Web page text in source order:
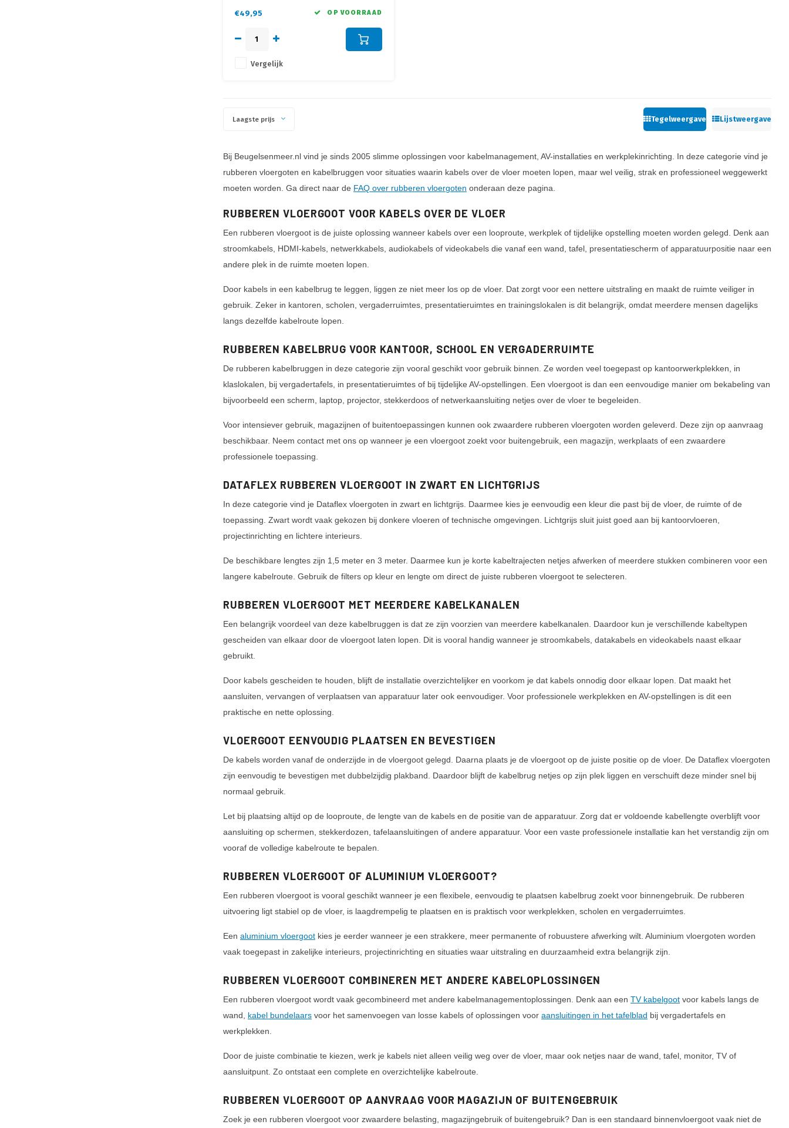
• Eenvoudig aan de vloer te bevestigen met
€49,95 OP VOORRAAD
Vergelijk
Laagste prijs Tegelweergave Lijstweergave
Bij Beugelsenmeer.nl vind je sinds 2005 slimme oplossingen voor kabelmanagement, AV-installaties en werkplekinrichting. In deze categorie vind je
rubberen vloergoten en kabelbruggen voor situaties waarin kabels over de vloer moeten lopen, maar wel veilig, strak en professioneel weggewerkt
moeten worden. Ga direct naar de FAQ over rubberen vloergoten onderaan deze pagina.
RUBBEREN VLOERGOOT VOOR KABELS OVER DE VLOER
Een rubberen vloergoot is de juiste oplossing wanneer kabels over een looproute, werkplek of tijdelijke opstelling moeten worden gelegd. Denk aan
stroomkabels, HDMI-kabels, netwerkkabels, audiokabels of videokabels die vanaf een wand, tafel, presentatiescherm of apparatuurpositie naar een
andere plek in de ruimte moeten lopen.
Door kabels in een kabelbrug te leggen, liggen ze niet meer los op de vloer. Dat zorgt voor een nettere uitstraling en maakt de ruimte veiliger in
gebruik. Zeker in kantoren, scholen, vergaderruimtes, presentatieruimtes en trainingslokalen is dit belangrijk, omdat meerdere mensen dagelijks
langs dezelfde kabelroute lopen.
RUBBEREN KABELBRUG VOOR KANTOOR, SCHOOL EN VERGADERRUIMTE
De rubberen kabelbruggen in deze categorie zijn vooral geschikt voor gebruik binnen. Ze worden veel toegepast op kantoorwerkplekken, in
klaslokalen, bij vergadertafels, in presentatieruimtes of bij tijdelijke AV-opstellingen. Een vloergoot is dan een eenvoudige manier om bekabeling van
bijvoorbeeld een scherm, laptop, projector, stekkerdoos of netwerkaansluiting netjes over de vloer te begeleiden.
Voor intensiever gebruik, magazijnen of buitentoepassingen kunnen ook zwaardere rubberen vloergoten worden geleverd. Deze zijn op aanvraag
beschikbaar. Neem contact met ons op wanneer je een vloergoot zoekt voor buitengebruik, een magazijn, werkplaats of een zwaardere
professionele toepassing.
DATAFLEX RUBBEREN VLOERGOOT IN ZWART EN LICHTGRIJS
In deze categorie vind je Dataflex vloergoten in zwart en lichtgrijs. Daarmee kies je eenvoudig een kleur die past bij de vloer, de ruimte of de
toepassing. Zwart wordt vaak gekozen bij donkere vloeren of technische omgevingen. Lichtgrijs sluit juist goed aan bij kantoorvloeren,
projectinrichting en lichtere interieurs.
De beschikbare lengtes zijn 1,5 meter en 3 meter. Daarmee kun je korte kabeltrajecten netjes afwerken of meerdere stukken combineren voor een
langere kabelroute. Gebruik de filters op kleur en lengte om direct de juiste rubberen vloergoot te selecteren.
RUBBEREN VLOERGOOT MET MEERDERE KABELKANALEN
Een belangrijk voordeel van deze kabelbruggen is dat ze zijn voorzien van meerdere kabelkanalen. Daardoor kun je verschillende kabeltypen
gescheiden van elkaar door de vloergoot laten lopen. Dit is vooral handig wanneer je stroomkabels, datakabels en videokabels naast elkaar
gebruikt.
Door kabels gescheiden te houden, blijft de installatie overzichtelijker en voorkom je dat kabels onnodig door elkaar lopen. Dat maakt het
aansluiten, vervangen of verplaatsen van apparatuur later ook eenvoudiger. Voor professionele werkplekken en AV-opstellingen is dit een
praktische en nette oplossing.
VLOERGOOT EENVOUDIG PLAATSEN EN BEVESTIGEN
De kabels worden vanaf de onderzijde in de vloergoot gelegd. Daarna plaats je de vloergoot op de juiste positie op de vloer. De Dataflex vloergoten
zijn eenvoudig te bevestigen met dubbelzijdig plakband. Daardoor blijft de kabelbrug netjes op zijn plek liggen en verschuift deze minder snel bij
normaal gebruik.
Let bij plaatsing altijd op de looproute, de lengte van de kabels en de positie van de apparatuur. Zorg dat er voldoende kabellengte overblijft voor
aansluiting op schermen, stekkerdozen, tafelaansluitingen of andere apparatuur. Voor een vaste professionele installatie kan het verstandig zijn om
vooraf de volledige kabelroute te bepalen.
RUBBEREN VLOERGOOT OF ALUMINIUM VLOERGOOT?
Een rubberen vloergoot is vooral geschikt wanneer je een flexibele, eenvoudig te plaatsen kabelbrug zoekt voor binnengebruik. De rubberen
uitvoering ligt stabiel op de vloer, is laagdrempelig te plaatsen en is praktisch voor werkplekken, scholen en vergaderruimtes.
Een aluminium vloergoot kies je eerder wanneer je een strakkere, meer permanente of robuustere afwerking wilt. Aluminium vloergoten worden
vaak toegepast in zakelijke interieurs, projectinrichting en situaties waar uitstraling en duurzaamheid extra belangrijk zijn.
RUBBEREN VLOERGOOT COMBINEREN MET ANDERE KABELOPLOSSINGEN
Een rubberen vloergoot wordt vaak gecombineerd met andere kabelmanagementoplossingen. Denk aan een TV kabelgoot voor kabels langs de
wand, kabel bundelaars voor het samenvoegen van losse kabels of oplossingen voor aansluitingen in het tafelblad bij vergadertafels en
werkplekken.
Door de juiste combinatie te kiezen, werk je kabels niet alleen veilig weg over de vloer, maar ook netjes naar de wand, tafel, monitor, TV of
aansluitpunt. Zo ontstaat een complete en overzichtelijke kabelroute.
RUBBEREN VLOERGOOT OP AANVRAAG VOOR MAGAZIJN OF BUITENGEBRUIK
Zoek je een rubberen vloergoot voor zwaardere belasting, magazijngebruik of buitengebruik? Dan is een standaard binnenvloergoot vaak niet de